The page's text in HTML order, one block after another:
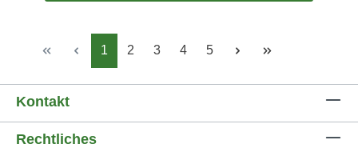
Seite
1 Seite
2 Seite
3 Seite
4 Seite
5
Kontakt
Rechtliches